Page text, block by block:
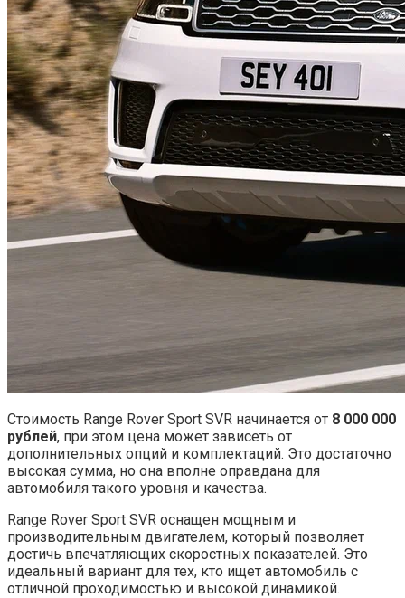
Стоимость Range Rover Sport SVR начинается от 8 000 000
рублей, при этом цена может зависеть от
дополнительных опций и комплектаций. Это достаточно
высокая сумма, но она вполне оправдана для
автомобиля такого уровня и качества.
Range Rover Sport SVR оснащен мощным и
производительным двигателем, который позволяет
достичь впечатляющих скоростных показателей. Это
идеальный вариант для тех, кто ищет автомобиль с
отличной проходимостью и высокой динамикой.